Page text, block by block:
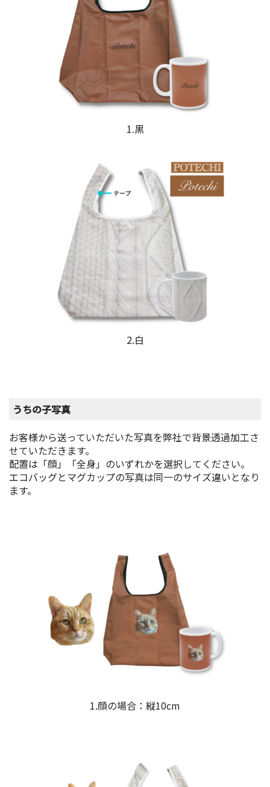
1.黒
2.白
うちの子写真
お客様から送っていただいた写真を弊社で背景透過加工さ
せていただきます。
配置は「顔」「全身」のいずれかを選択してください。
エコバッグとマグカップの写真は同一のサイズ違いとなり
ます。
1.顔の場合：縦10cm